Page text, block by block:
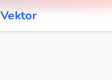
Vektor